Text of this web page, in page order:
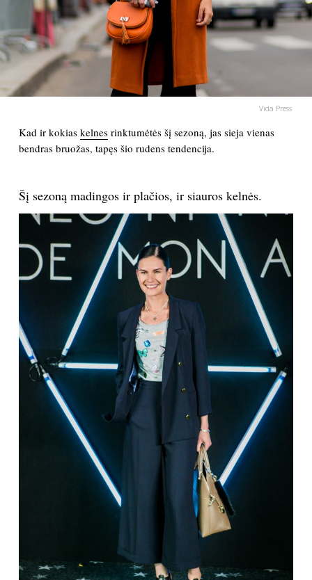
PSICHOLOGIJA
HOROSKOPAI
POLITIKA
LAISVALAIKIS
KINAS
TEATRAS
SPORTAS
FOTOGRAFIJA
ISTORIJA
Vida Press
Kad ir kokias kelnesrinktumėtės šį sezoną, jas sieja vienas
bendras bruožas, tapęs šio rudens tendencija.
Šį sezoną madingos ir plačios, ir siauros kelnės.